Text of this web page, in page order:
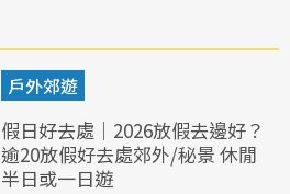
戶外郊遊
假日好去處｜2026放假去邊好？
逾20放假好去處郊外/秘景 休閒
半日或一日遊